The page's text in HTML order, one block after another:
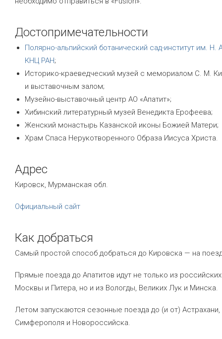
Достопримечательности
Полярно-альпийский ботанический сад-институт им. Н.
КНЦ РАН;
Историко-краеведческий музей с мемориалом С. М.
и выставочным залом;
Музейно-выставочный центр АО «Апатит»;
Хибинский литературный музей Венедикта Ерофеева;
Женский монастырь Казанской иконы Божией Матери;
Храм Спаса Нерукотворенного Образа Иисуса Христа.
Адрес
Кировск, Мурманская обл.
Официальный сайт
Как добраться
Самый простой способ добраться до Кировска — на
Прямые поезда до Апатитов идут не только из
Москвы и Питера, но и из Вологды, Великих Лук и Минска.
Летом запускаются сезонные поезда до (и от) Астрахани,
Симферополя и Новороссийска.